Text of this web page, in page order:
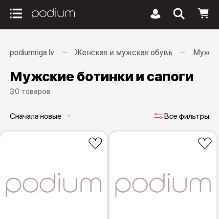
podiumriga.lv Женская и мужская обувь
Мужские ботинки и сапоги
30 товаров
Сначала новые keyboard_arrow_down Все фильтры